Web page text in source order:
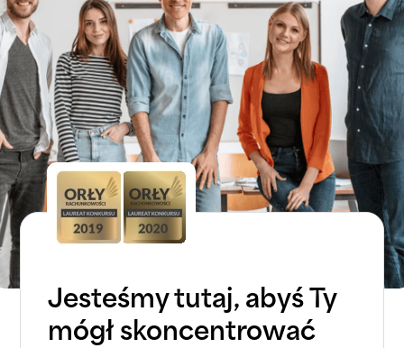
Jesteśmy tutaj, abyś Ty
mógł skoncentrować